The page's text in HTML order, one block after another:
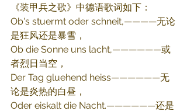
《装甲兵之歌》中德语歌词如下：
Ob's stuermt oder schneit,————无论
是狂风还是暴雪，
Ob die Sonne uns lacht,——————或
者烈日当空，
Der Tag gluehend heiss——————无
论是炎热的白昼，
Oder eiskalt die Nacht.——————还是